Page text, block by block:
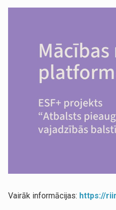
Vairāk informācijas: https://